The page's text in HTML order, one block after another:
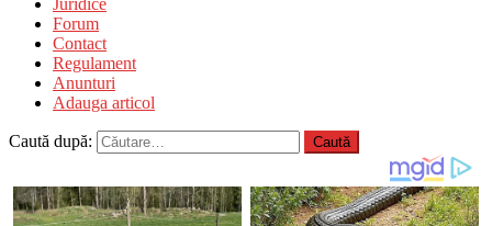
Juridice
Forum
Contact
Regulament
Anunturi
Adauga articol
Caută după: